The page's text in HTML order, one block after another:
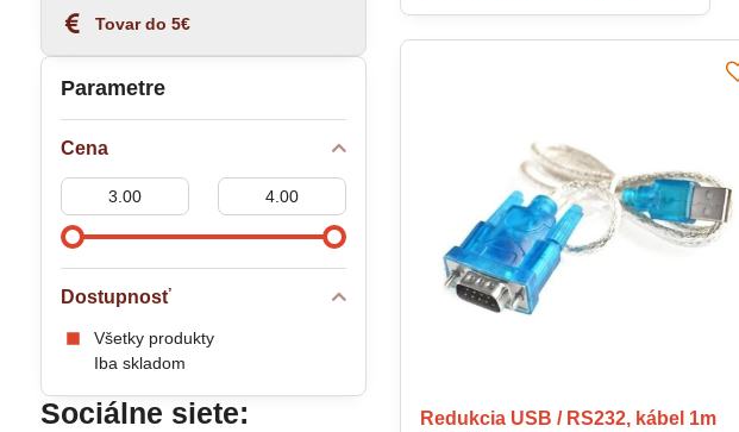
Redukcia USB / RS232, kábel 1m
Parametre
Cena
Od: Do:
Dostupnosť
Všetky produkty
Iba skladom
Tovar do 5€
Sociálne siete: